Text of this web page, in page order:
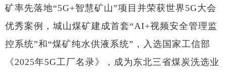
矿率先落地“5G+智慧矿山”项目并荣获世界5G大会
优秀案例，城山煤矿建成首套“AI+视频安全管理监
控系统”和“煤矿纯水供液系统”，入选国家工信部
《2025年5G工厂名录》，成为东北三省煤炭洗选业